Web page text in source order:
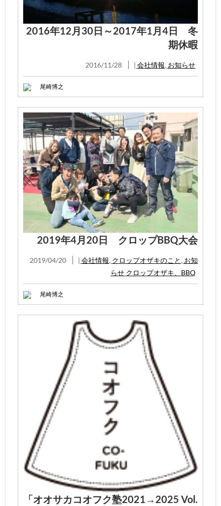
2016年12月30日～2017年1月4日 冬
期休暇
2016/11/28 | 会社情報, お知らせ
尾崎博之
2019年4月20日 クロップBBQ大会
2019/04/20 | 会社情報, クロップオザキのこと , お知
らせ クロップオザキ、BBQ
尾崎博之
「オオサカコオフク塾2021→2025 Vol.